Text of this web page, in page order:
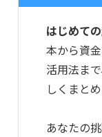
はじめて
本から資
活用法ま
しくまと
あなたの